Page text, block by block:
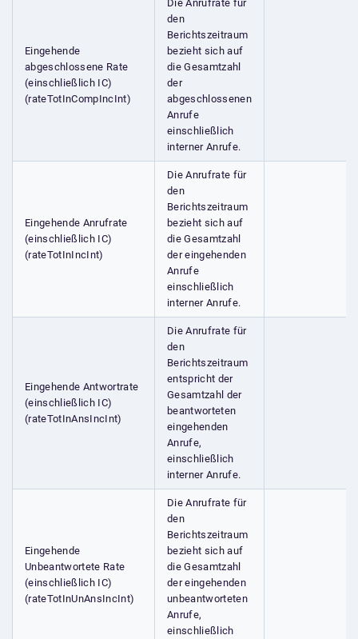
Eingehende
abgeschlossene Rate
(einschließlich IC)
(rateTotInCompIncInt)
Die Anrufrate für
den
Berichtszeitraum
bezieht sich auf
die Gesamtzahl
der
abgeschlossenen
Anrufe
einschließlich
interner Anrufe.
Eingehende Anrufrate
(einschließlich IC)
(rateTotInIncInt)
Die Anrufrate für
den
Berichtszeitraum
bezieht sich auf
die Gesamtzahl
der eingehenden
Anrufe
einschließlich
interner Anrufe.
Eingehende Antwortrate
(einschließlich IC)
(rateTotInAnsIncInt)
Die Anrufrate für
den
Berichtszeitraum
entspricht der
Gesamtzahl der
beantworteten
eingehenden
Anrufe,
einschließlich
interner Anrufe.
Eingehende
Unbeantwortete Rate
(einschließlich IC)
(rateTotInUnAnsIncInt)
Die Anrufrate für
den
Berichtszeitraum
bezieht sich auf
die Gesamtzahl
der eingehenden
unbeantworteten
Anrufe,
einschließlich